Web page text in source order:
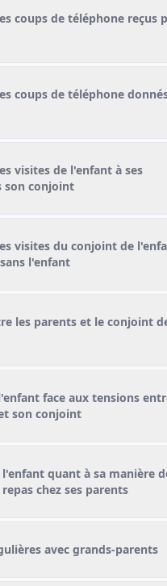
coups de téléphone reçus
coups de téléphone
visites de l'enfant à ses
son conjoint
visites du conjoint de
l'enfant
les parents et le conjoint
face aux tensions
son conjoint
quant à sa manière
chez ses parents
avec grands-parents